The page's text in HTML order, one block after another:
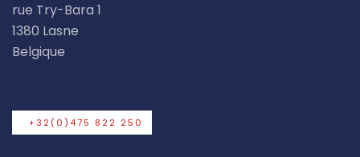
rue Try-Bara 1
1380 Lasne
Belgique
+32(0)475 822 250